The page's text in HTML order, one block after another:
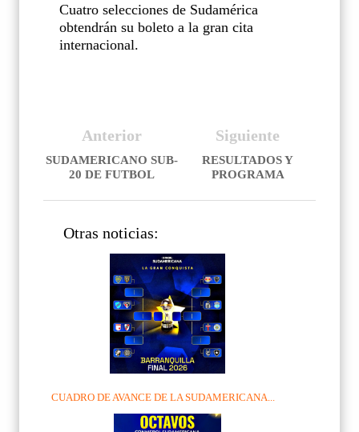
Cuatro selecciones de Sudamérica
obtendrán su boleto a la gran cita
internacional.
Siguiente
RESULTADOS Y
PROGRAMA
Anterior
SUDAMERICANO SUB-
20 DE FUTBOL
Otras noticias:
CUADRO DE AVANCE DE LA SUDAMERICANA...